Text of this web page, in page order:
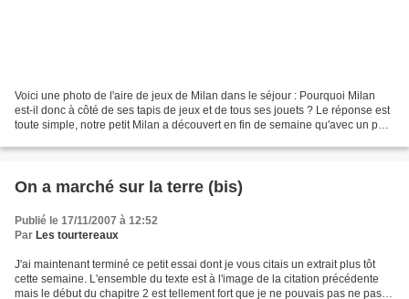
Voici une photo de l'aire de jeux de Milan dans le séjour : Pourquoi Milan
est-il donc à côté de ses tapis de jeux et de tous ses jouets ? Le réponse est
toute simple, notre petit Milan a découvert en fin de semaine qu'avec un peu
On a marché sur la terre (bis)
Publié le 17/11/2007 à 12:52
Par Les tourtereaux
J'ai maintenant terminé ce petit essai dont je vous citais un extrait plus tôt
cette semaine. L'ensemble du texte est à l'image de la citation précédente
mais le début du chapitre 2 est tellement fort que je ne pouvais pas ne pas le